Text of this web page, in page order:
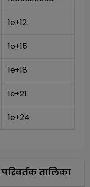
1e+12
1e+15
1e+18
1e+21
1e+24
परिवर्तक तालिका